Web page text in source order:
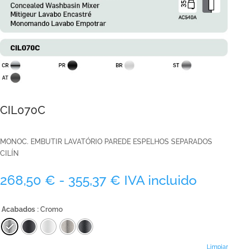
CIL070C
MONOC. EMBUTIR LAVATÓRIO PAREDE ESPELHOS SEPARADOS
CILÍN
268,50 € - 355,37 € Rango
IVA incluido
Acabados : Cromo
Limpiar